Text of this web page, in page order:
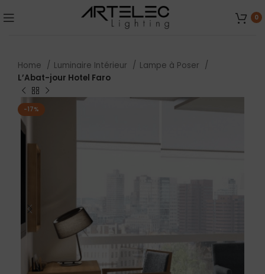
0
Home Luminaire Intérieur
Lampe à Poser
L’Abat-jour Hotel Faro
-17%